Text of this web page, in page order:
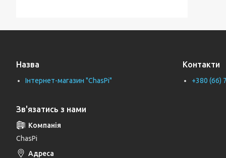
Труби каналізаційні
Унітази
Циркуляційні насоси
Генератори
Назва
Інтернет-магазин "ChasPi"
Контакти
+380 (66)
Зв'язатись з нами
ChasPi